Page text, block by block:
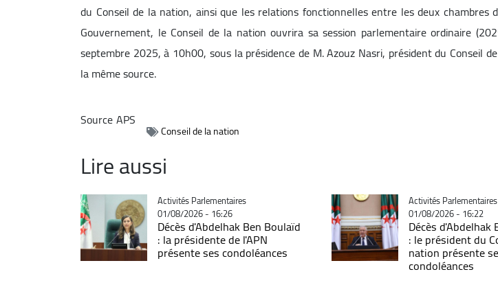
du Conseil de la nation, ainsi que les relations fonctionnelles entre les deux chambres
Gouvernement, le Conseil de la nation ouvrira sa session parlementaire ordinaire
septembre 2025, à 10h00, sous la présidence de M. Azouz Nasri, président du Conseil
la même source.
SourceAPS
Conseil de la nation
Lire aussi
Catégorie
Activités Parlementaires
01/08/2026 - 16:26
Décès d'Abdelhak Ben Boulaïd
: la présidente de l'APN
présente ses condoléances
Catégorie
Activités Parlementaires
01/08/2026 - 16:22
Décès d'Abdelhak
: le président du
nation présente
condoléances